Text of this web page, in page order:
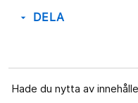
arrow_drop_down DELA
Hade du nytta av